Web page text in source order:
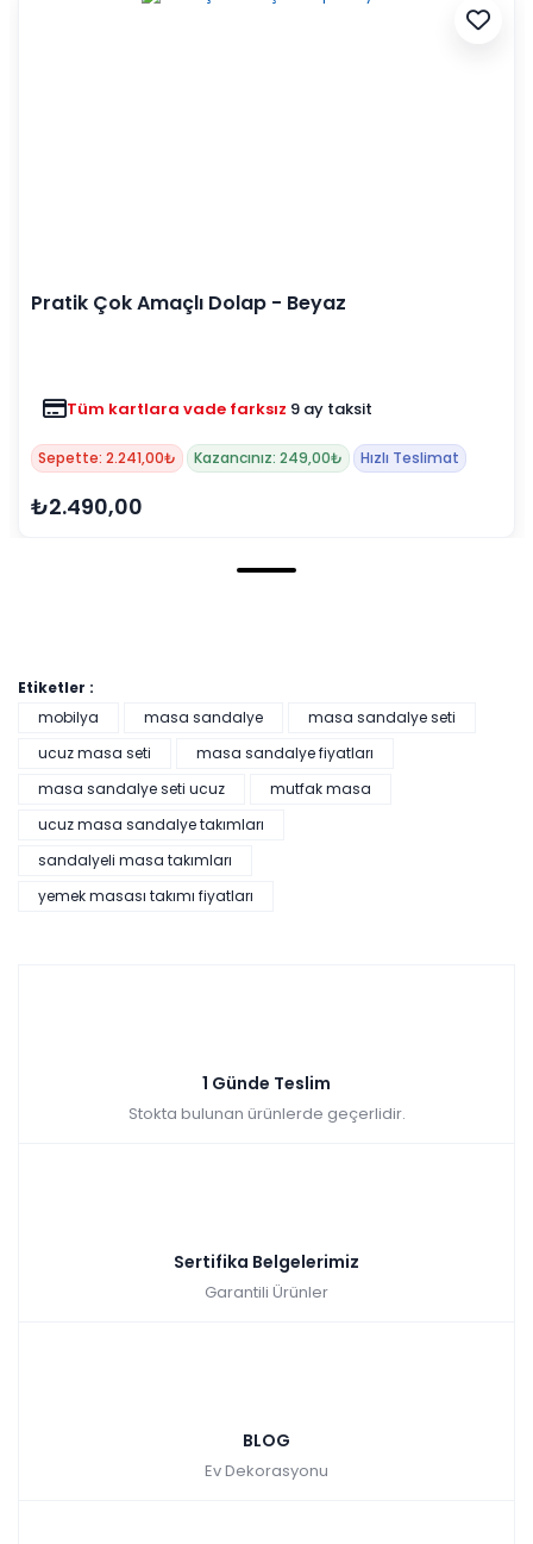
Pratik Çok Amaçlı Dolap - Beyaz
Tüm kartlara vade farksız 9 ay taksit
Sepette: 2.241,00₺ Kazancınız: 249,00₺ Hızlı Teslimat
₺2.490,00
Etiketler :
mobilya
masa sandalye
masa sandalye seti
ucuz masa seti
masa sandalye fiyatları
masa sandalye seti ucuz
mutfak masa
ucuz masa sandalye takımları
sandalyeli masa takımları
yemek masası takımı fiyatları
1 Günde Teslim
Stokta bulunan ürünlerde geçerlidir.
Sertifika Belgelerimiz
Garantili Ürünler
BLOG
Ev Dekorasyonu